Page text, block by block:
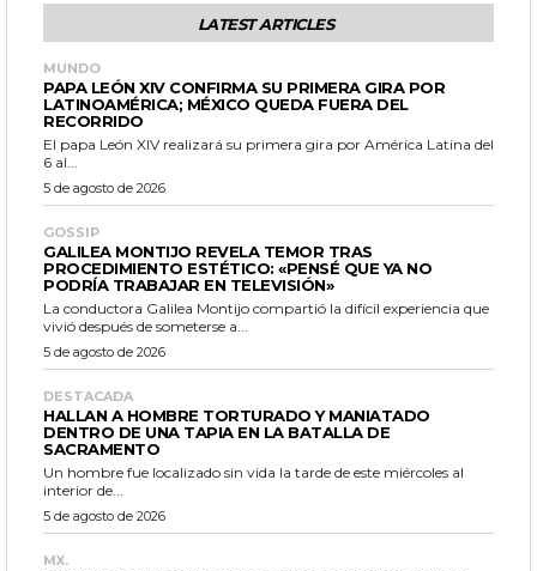
LATEST ARTICLES
MUNDO
PAPA LEÓN XIV CONFIRMA SU PRIMERA GIRA POR
LATINOAMÉRICA; MÉXICO QUEDA FUERA DEL
RECORRIDO
El papa León XIV realizará su primera gira por América Latina del
6 al...
5 de agosto de 2026
GOSSIP
GALILEA MONTIJO REVELA TEMOR TRAS
PROCEDIMIENTO ESTÉTICO: «PENSÉ QUE YA NO
PODRÍA TRABAJAR EN TELEVISIÓN»
La conductora Galilea Montijo compartió la difícil experiencia que
vivió después de someterse a...
5 de agosto de 2026
DESTACADA
HALLAN A HOMBRE TORTURADO Y MANIATADO
DENTRO DE UNA TAPIA EN LA BATALLA DE
SACRAMENTO
Un hombre fue localizado sin vida la tarde de este miércoles al
interior de...
5 de agosto de 2026
MX.